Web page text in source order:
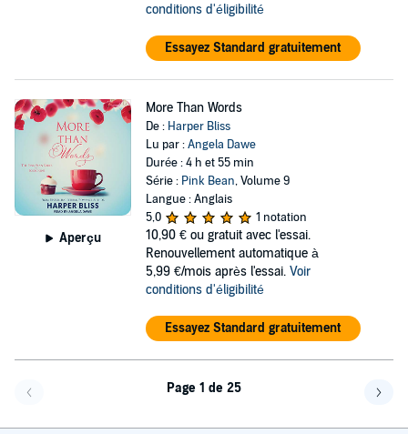
conditions d'éligibilité
Essayez Standard gratuitement
Aperçu
More Than Words
De : Harper Bliss
Lu par :Angela Dawe
Durée : 4 h et 55 min
Série : Pink Bean, Volume 9
Langue : Anglais
5,0
1 notation
10,90 € ou gratuit avec l'essai.
Renouvellement automatique à
5,99 €/mois après l'essai. Voir
conditions d'éligibilité
Essayez Standard gratuitement
Page 1 de 25